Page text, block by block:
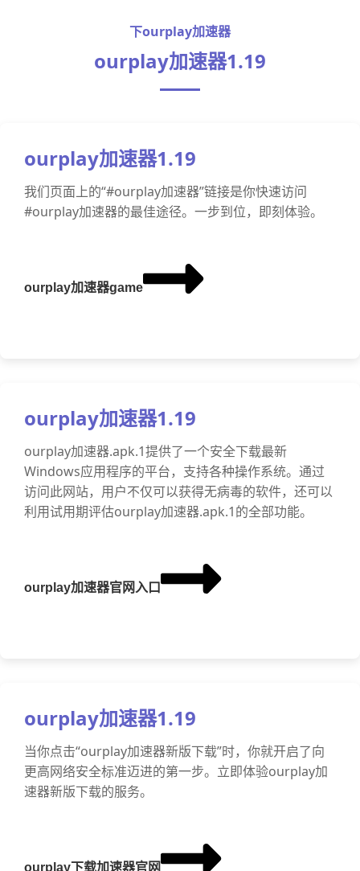
下ourplay加速器
ourplay加速器1.19
ourplay加速器1.19
我们页面上的“#ourplay加速器”链接是你快速访问
#ourplay加速器的最佳途径。一步到位，即刻体验。
ourplay加速器game
ourplay加速器1.19
ourplay加速器.apk.1提供了一个安全下载最新
Windows应用程序的平台，支持各种操作系统。通过
访问此网站，用户不仅可以获得无病毒的软件，还可以
利用试用期评估ourplay加速器.apk.1的全部功能。
ourplay加速器官网入口
ourplay加速器1.19
当你点击“ourplay加速器新版下载”时，你就开启了向
更高网络安全标准迈进的第一步。立即体验ourplay加
速器新版下载的服务。
ourplay下载加速器官网